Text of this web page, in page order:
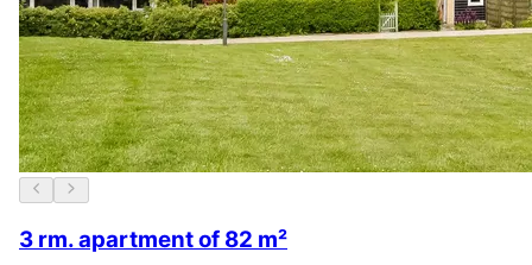
3 rm. apartment of 82 m²